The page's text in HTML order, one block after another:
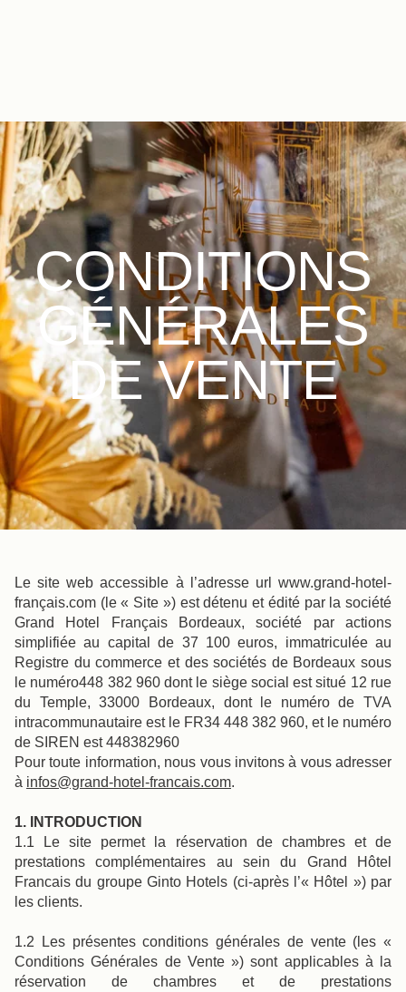
CONDITIONS
GÉNÉRALES
DE VENTE
Le site web accessible à l’adresse url www.grand-hotel-
français.com (le « Site ») est détenu et édité par la société
Grand Hotel Français Bordeaux, société par actions
simplifiée au capital de 37 100 euros, immatriculée au
Registre du commerce et des sociétés de Bordeaux sous
le numéro448 382 960 dont le siège social est situé 12 rue
du Temple, 33000 Bordeaux, dont le numéro de TVA
intracommunautaire est le FR34 448 382 960, et le numéro
de SIREN est 448382960
Pour toute information, nous vous invitons à vous adresser
à infos@grand-hotel-francais.com.
1. INTRODUCTION
1.1 Le site permet la réservation de chambres et de
prestations complémentaires au sein du Grand Hôtel
Francais du groupe Ginto Hotels (ci-après l’« Hôtel ») par
les clients.
1.2 Les présentes conditions générales de vente (les «
Conditions Générales de Vente ») sont applicables à la
réservation de chambres et de prestations